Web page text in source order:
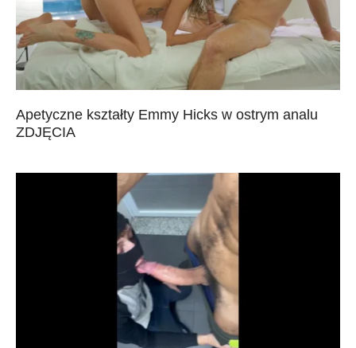
Apetyczne kształty Emmy Hicks w ostrym analu
ZDJĘCIA